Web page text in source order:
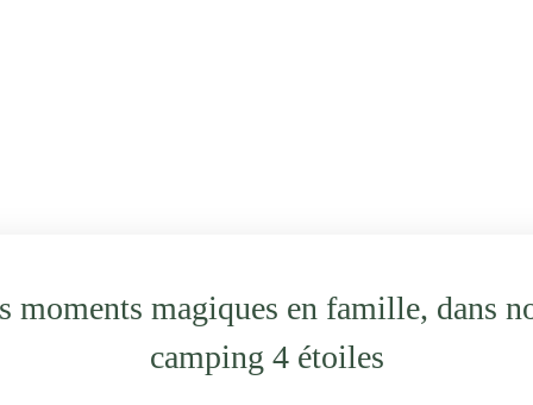
moments magiques en famille, dans
camping 4 étoiles